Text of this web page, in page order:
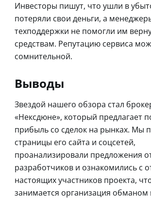
Инвесторы пишут, что ушли в
потеряли свои деньги, а
техподдержки не помогли им
средствам. Репутацию сервиса
сомнительной.
Выводы
Звездой нашего обзора стал
«Нексдюне», который предлагает
прибыль со сделок на рынках. Мы
страницы его сайта и соцсетей,
проанализировали предложения
разработчиков и ознакомились с
настоящих участников проекта,
занимается организация обманом